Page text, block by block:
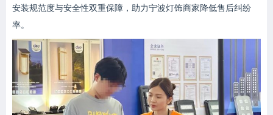
安装规范度与安全性双重保障，助力宁波灯饰商家降低售后纠纷
率。